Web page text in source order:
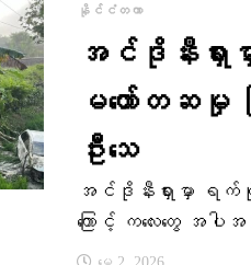
နိုင်ငံတကာ
အင်ဒိုနီးရှာ
မတော်တဆမှု
ဦးသေ
အင်ဒိုနီးရှားမှာ ရက်
ကြောင့် ကလေးတွေ အ